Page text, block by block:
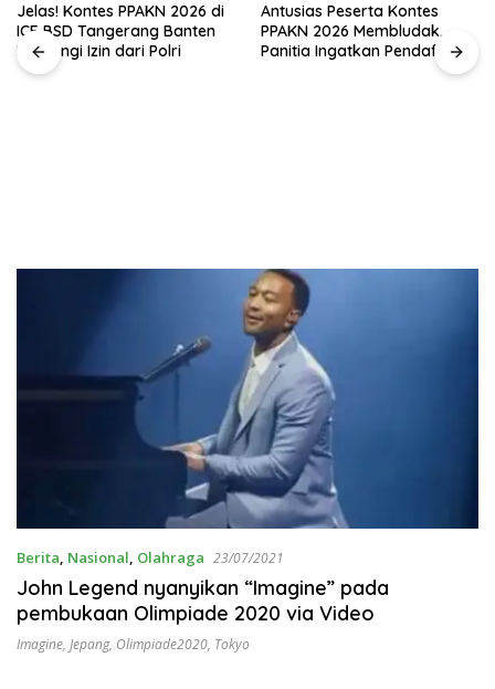
Jelas! Kontes PPAKN 2026 di
ICE BSD Tangerang Banten
Kantongi Izin dari Polri
Antusias Peserta Kontes
PPAKN 2026 Membludak,
Panitia Ingatkan Pendaftaran
Berita, Nasional, Olahraga 23/07/2021
John Legend nyanyikan “Imagine” pada
pembukaan Olimpiade 2020 via Video
Imagine, Jepang, Olimpiade2020, Tokyo